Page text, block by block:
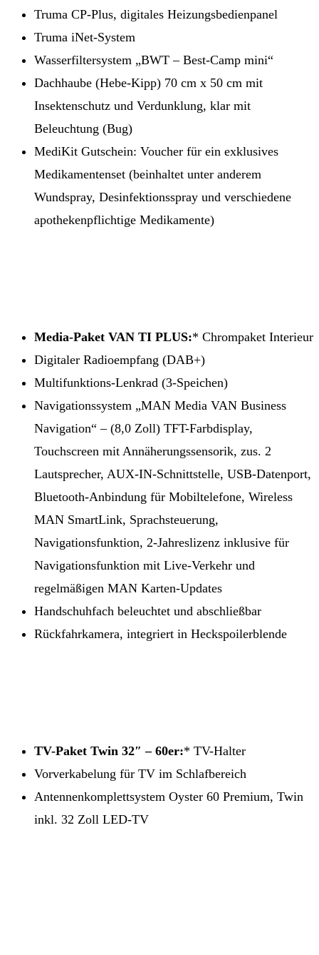
Truma CP-Plus, digitales Heizungsbedienpanel
Truma iNet-System
Wasserfiltersystem „BWT – Best-Camp mini“
Dachhaube (Hebe-Kipp) 70 cm x 50 cm mit
Insektenschutz und Verdunklung, klar mit
Beleuchtung (Bug)
MediKit Gutschein: Voucher für ein exklusives
Medikamentenset (beinhaltet unter anderem
Wundspray, Desinfektionsspray und verschiedene
apothekenpflichtige Medikamente)
Media-Paket VAN TI PLUS:* Chrompaket Interieur
Digitaler Radioempfang (DAB+)
Multifunktions-Lenkrad (3-Speichen)
Navigationssystem „MAN Media VAN Business
Navigation“ – (8,0 Zoll) TFT-Farbdisplay,
Touchscreen mit Annäherungssensorik, zus. 2
Lautsprecher, AUX-IN-Schnittstelle, USB-Datenport,
Bluetooth-Anbindung für Mobiltelefone, Wireless
MAN SmartLink, Sprachsteuerung,
Navigationsfunktion, 2-Jahreslizenz inklusive für
Navigationsfunktion mit Live-Verkehr und
regelmäßigen MAN Karten-Updates
Handschuhfach beleuchtet und abschließbar
Rückfahrkamera, integriert in Heckspoilerblende
TV-Paket Twin 32″ – 60er:* TV-Halter
Vorverkabelung für TV im Schlafbereich
Antennenkomplettsystem Oyster 60 Premium, Twin
inkl. 32 Zoll LED-TV